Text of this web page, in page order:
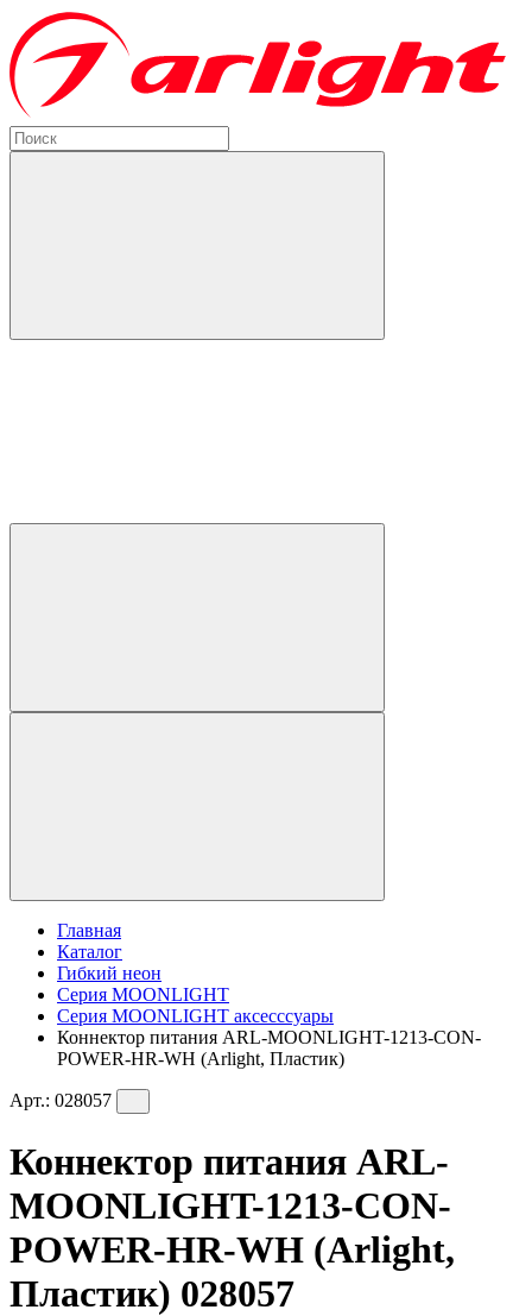
Главная
Каталог
Гибкий неон
Серия MOONLIGHT
Серия MOONLIGHT аксесссуары
Коннектор питания ARL-MOONLIGHT-1213-CON-
POWER-HR-WH (Arlight, Пластик)
Арт.: 028057
Коннектор питания ARL-
MOONLIGHT-1213-CON-
POWER-HR-WH (Arlight,
Пластик) 028057